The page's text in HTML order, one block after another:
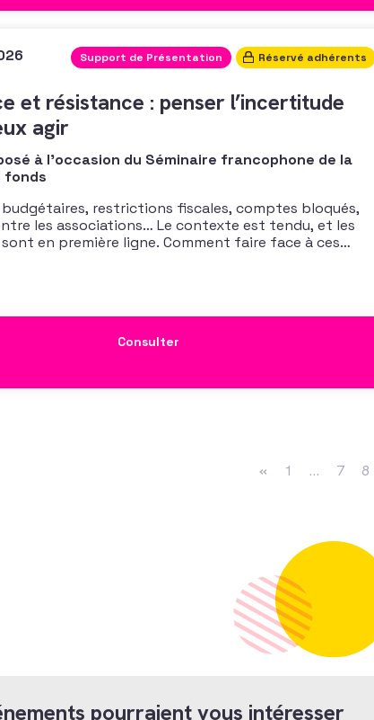
Support de Présentation Réservé adhérents
et résistance : penser l’incertitude
agir
à l'occasion du Séminaire francophone de la
fonds
restrictions fiscales, comptes bloqués,
les associations… Le contexte est tendu, et les
en première ligne. Comment faire face à ces
Consulter
« 1 … 7 8
pourraient vous intéresser